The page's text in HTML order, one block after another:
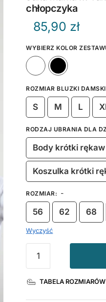
chłopczyka
85,90 zł
WYBIERZ KOLOR
ROZMIAR BLUZKI
S M L
RODZAJ UBRANIA DLA
Body krótki rękaw
Koszulka krótki
ROZMIAR: -
56 62 68
Wyczyść
Jaka
Mama
...
TABELA ROZMIARÓW